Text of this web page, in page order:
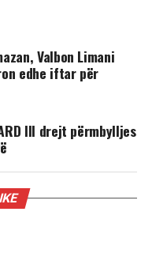
Valbon Limani
edhe iftar për
III drejt përmbylljes